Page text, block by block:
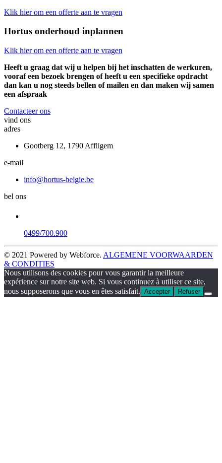
Klik hier om een offerte aan te vragen
Hortus onderhoud inplannen
Klik hier om een offerte aan te vragen
Heeft u graag dat wij u helpen bij het inschatten de werkuren,
vooraf een bezoek brengen of heeft u een specifieke opdracht
dan kan u nog steeds bellen of mailen en dan maken wij samen
een afspraak
Contacteer ons
vind ons
adres
Gootberg 12, 1790 Affligem
e-mail
info@hortus-belgie.be
bel ons
0499/700.900
© 2021 Powered by Webforce. ALGEMENE VOORWAARDEN
& CONDITIES
Nous utilisons des cookies pour vous garantir la meilleure
expérience sur notre site web. Si vous continuez à utiliser ce site,
nous supposerons que vous en êtes satisfait. Accepter Refuser